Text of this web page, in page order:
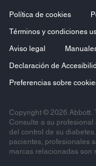
Política de cookies
Términos y condiciones
Aviso legal
Declaración de
Preferencias sobre
Copyright © 2026 Abbott.
Consulte a su
del control de su
pacientes, profesionales
marcas relacionadas son